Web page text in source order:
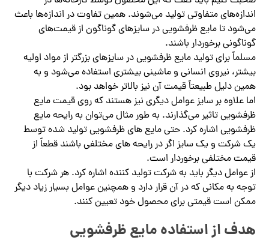
اندازه‌های متفاوتی تولید می‌شوند. همین تفاوت در اندازه‌ها باعث
می‌شود تا مایع ظرفشویی در سایزهای گوناگون از قیمت‌های
گوناگونی برخوردار باشند.
مسلماً برای تولید مایع ظرفشویی در سایزهای بزرگتر از مواد اولیه
بیشتر، نیروی انسانی و ماشینی بیشتری استفاده می‌شود و به
همین دلیل طبیعتاً قیمت آن نیز بالاتر خواهد بود.
اما علاوه بر سایز عوامل دیگری نیز هستند که روی قیمت مایع
ظرفشویی تاثیر می‌گذارند. به طور مثال می‌توان به رایحه مایع
ظرفشویی اشاره کرد. حتی مایع های ظرفشویی تولید شده توسط
یک شرکت و یک سایز اگر در رایحه های مختلفی باشند قطعاً از
قیمت مختلفی برخوردار است.
از عوامل دیگر باید به شرکت تولید کننده اشاره کرد. هر شرکت با
توجه به مکانی که در آن قرار دارد و همچنین عوامل بسیار زیاد دیگر
ممکن است قیمتی برای محصول خود تعیین کنند.
هدف از استفاده مایع ظرفشویی